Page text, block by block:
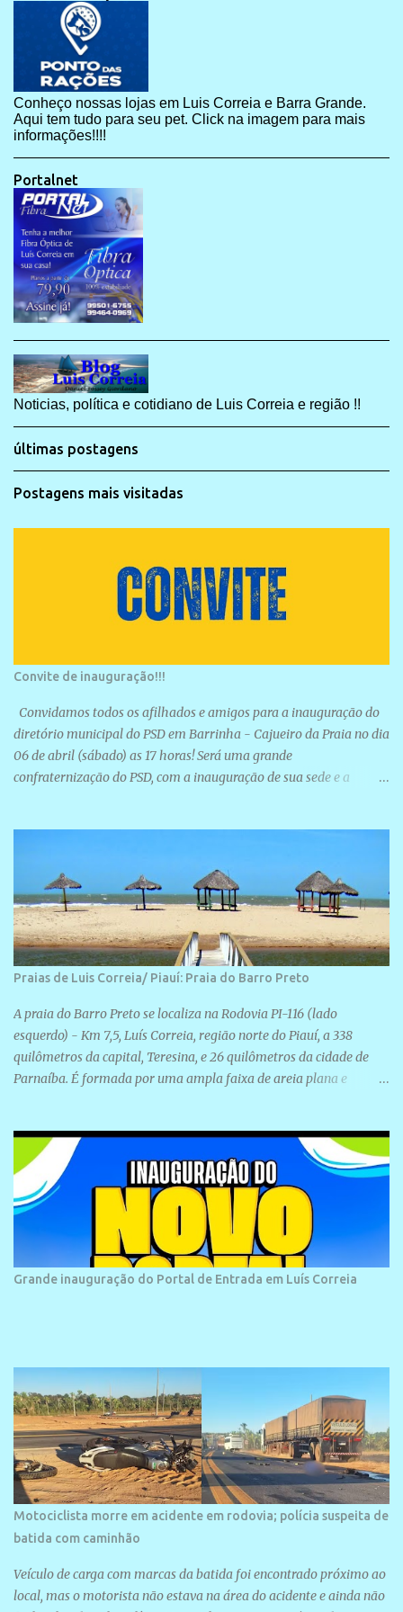
Conheço nossas lojas em Luis Correia e Barra Grande.
Aqui tem tudo para seu pet. Click na imagem para mais
informações!!!!
Portalnet
Noticias, política e cotidiano de Luis Correia e região !!
últimas postagens
Postagens mais visitadas
Convite de inauguração!!!
Convidamos todos os afilhados e amigos para a inauguração do
diretório municipal do PSD em Barrinha - Cajueiro da Praia no dia
06 de abril (sábado) as 17 horas! Será uma grande
confraternização do PSD, com a inauguração de sua sede e a
Praias de Luis Correia/ Piauí: Praia do Barro Preto
A praia do Barro Preto se localiza na Rodovia PI-116 (lado
esquerdo) - Km 7,5, Luís Correia, região norte do Piauí, a 338
quilômetros da capital, Teresina, e 26 quilômetros da cidade de
Parnaíba. É formada por uma ampla faixa de areia plana e
devido ao extensivo molhe de pedras que não chegam a 2 metros
de altura, não apresentando dunas em seu espaço geográfico. Não
se sabe ao certo porque a praia leva esse nome, e muitas das suas
historias foram esquecidas ao longo do tempo. A praia é
frequentada por moradores e turistas, em geral veranistas
piauienses e, em menor número, pessoas de estados vizinhos. O
bairro onde se localiza a praia é palco de amplos investimentos e
Grande inauguração do Portal de Entrada em Luís Correia
Motociclista morre em acidente em rodovia; polícia suspeita de
batida com caminhão
Veículo de carga com marcas da batida foi encontrado próximo ao
local, mas o motorista não estava na área do acidente e ainda não